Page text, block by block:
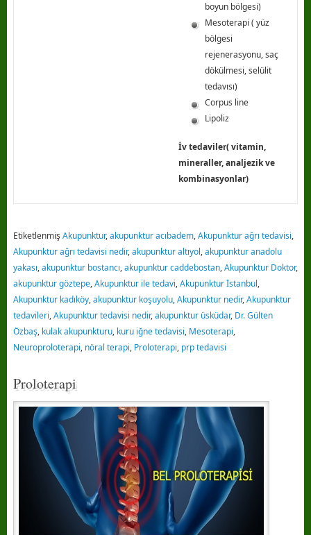
boyun bölgesi)
Mesoterapi ( yüz
bölgesi
rejenerasyonu, saç
dökülmesi, selülit
tedavısı)
Corpus line
Lipoliz
İv tedaviler( vitamin,
mineraller, analjezik ve
kombinasyonlar)
Etiketlenmiş Akupunktur,akupunktur acıbadem,Akupunktur ağrı tedavisi,
Akupunktur ağrı tedavisi nedir,akupunktur altıyol,akupunktur anadolu
yakası,akupunktur bostancı,akupunktur caddebostan,Akupunktur Doktor,
akupunktur göztepe,Akupunktur ile tedavi,Akupunktur İstanbul,
Akupunktur kadıköy,akupunktur koşuyolu,Akupunktur nedir,Akupunktur
tedavileri,Akupunktur tedavisi nedir,akupunktur üsküdar, Dr. Gülten
Özbaş, kulak akupunkturu, kuru iğne tedavisi, Mesoterapi,
Neuroproloterapi, nöral terapi, Proloterapi, prp tedavisi
Proloterapi